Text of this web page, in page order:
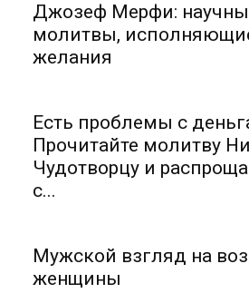
Джозеф Мерфи:
молитвы,
желания
Есть проблемы с
Прочитайте молитву
Чудотворцу и
с...
Мужской взгляд на
женщины